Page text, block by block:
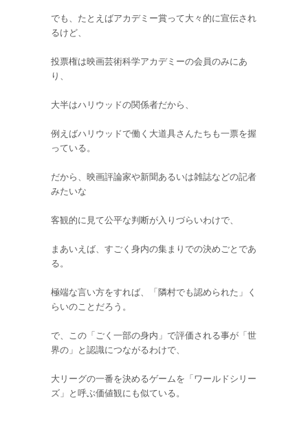
でも、たとえばアカデミー賞って大々的に宣伝され
るけど、
投票権は映画芸術科学アカデミーの会員のみにあ
り、
大半はハリウッドの関係者だから、
例えばハリウッドで働く大道具さんたちも一票を握
っている。
だから、映画評論家や新聞あるいは雑誌などの記者
みたいな
客観的に見て公平な判断が入りづらいわけで、
まあいえば、すごく身内の集まりでの決めごとであ
る。
極端な言い方をすれば、「隣村でも認められた」く
らいのことだろう。
で、この「ごく一部の身内」で評価される事が「世
界の」と認識につながるわけで、
大リーグの一番を決めるゲームを「ワールドシリー
ズ」と呼ぶ価値観にも似ている。